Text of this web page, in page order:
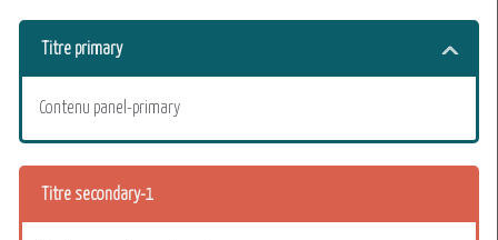
Titre primary
Contenu panel-primary
Titre secondary-1